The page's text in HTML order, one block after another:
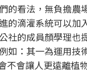
的看法，無負擔農
的滴灌系統可以加
社的成員顏學理也
如：其一為運用技
不會讓人更遠離植